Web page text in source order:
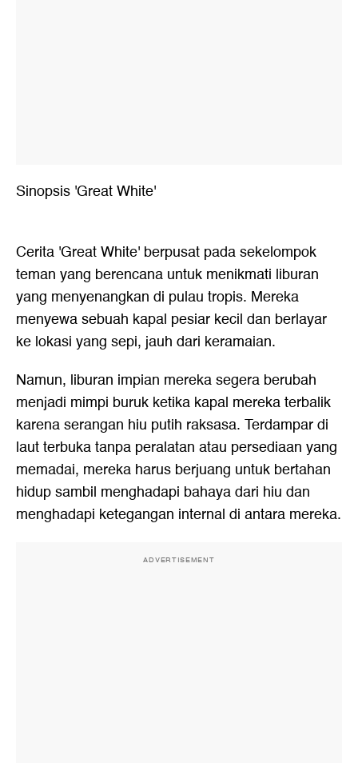
Sinopsis 'Great White'
Cerita 'Great White' berpusat pada sekelompok
teman yang berencana untuk menikmati liburan
yang menyenangkan di pulau tropis. Mereka
menyewa sebuah kapal pesiar kecil dan berlayar
ke lokasi yang sepi, jauh dari keramaian.
Namun, liburan impian mereka segera berubah
menjadi mimpi buruk ketika kapal mereka terbalik
karena serangan hiu putih raksasa. Terdampar di
laut terbuka tanpa peralatan atau persediaan yang
memadai, mereka harus berjuang untuk bertahan
hidup sambil menghadapi bahaya dari hiu dan
menghadapi ketegangan internal di antara mereka.
ADVERTISEMENT